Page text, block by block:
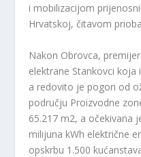
i mobilizacijom
Hrvatskoj, čitavom
Nakon Obrovca,
elektrane Stankovci koja
a redovito je pogon od
području Proizvodne
65.217 m2, a očekivana
milijuna kWh električne
opskrbu 1.500